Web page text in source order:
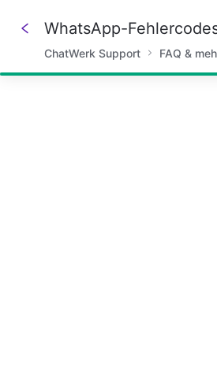
100%
WhatsApp-
ChatWerk Support FAQ &